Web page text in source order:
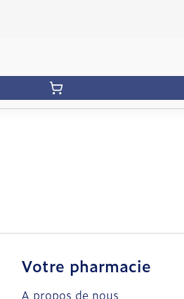
Votre pharmacie
A propos de nous